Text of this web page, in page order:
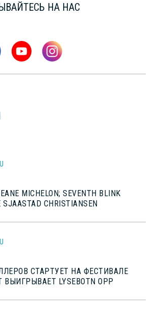
НА НАС
MICHELON; SEVENTH BLINK
CHRISTIANSEN
СТАРТУЕТ НА ФЕСТИВАЛЕ
ВЫИГРЫВАЕТ LYSEBOTN OPP